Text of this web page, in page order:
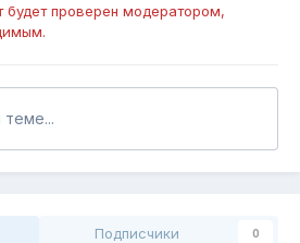
будет проверен модератором,
теме...
Подписчики 0